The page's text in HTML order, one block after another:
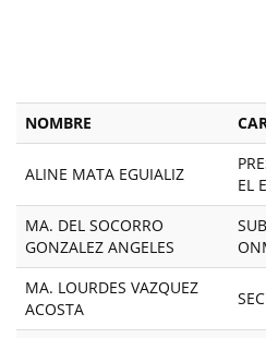
NOMBRE
ALINE MATA EGUIALIZ
EL
MA. DEL SOCORRO
GONZALEZ ANGELES
MA. LOURDES VAZQUEZ
ACOSTA